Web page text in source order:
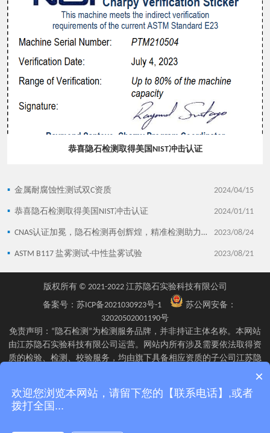
恭喜隐石检测取得美国NIST冲击认证
2024/04/15
▪ 金属耐腐蚀性测试双C资质
2024/01/11
▪ 恭喜隐石检测取得美国NIST冲击认证
2023/08/24
▪ CNAS认证加冕，隐石检测再创辉煌，精准检测助力企业发展！
2023/08/21
▪ ASTM B117 盐雾测试-中性盐雾试验
版权所有 © 2021-2022 江苏隐石实验科技有限公司
备案号： 苏ICP备2021030923号-1
苏公网安备：
32020502001190号
免责声明：“隐石检测”为检测服务品牌，并非持证主体名称。本网站
由江苏隐石实验科技有限公司运营。网站内所有涉及需要依法取得资
质的检验、检测、校验服务，均由旗下具备相应资质的子公司江苏隐
石检验检测有限公司、四川隐石检验检测有限公司、南京隐石安全阀
项目的资质适用范围、报告标识及出具主体可能不同，具体情况以双
方签订的委托确认文件、资质证书附表及最终出具的检测报告为准。
×
欢迎您浏览本网站，请留下您的【联系电话】,或者
拨打全国...